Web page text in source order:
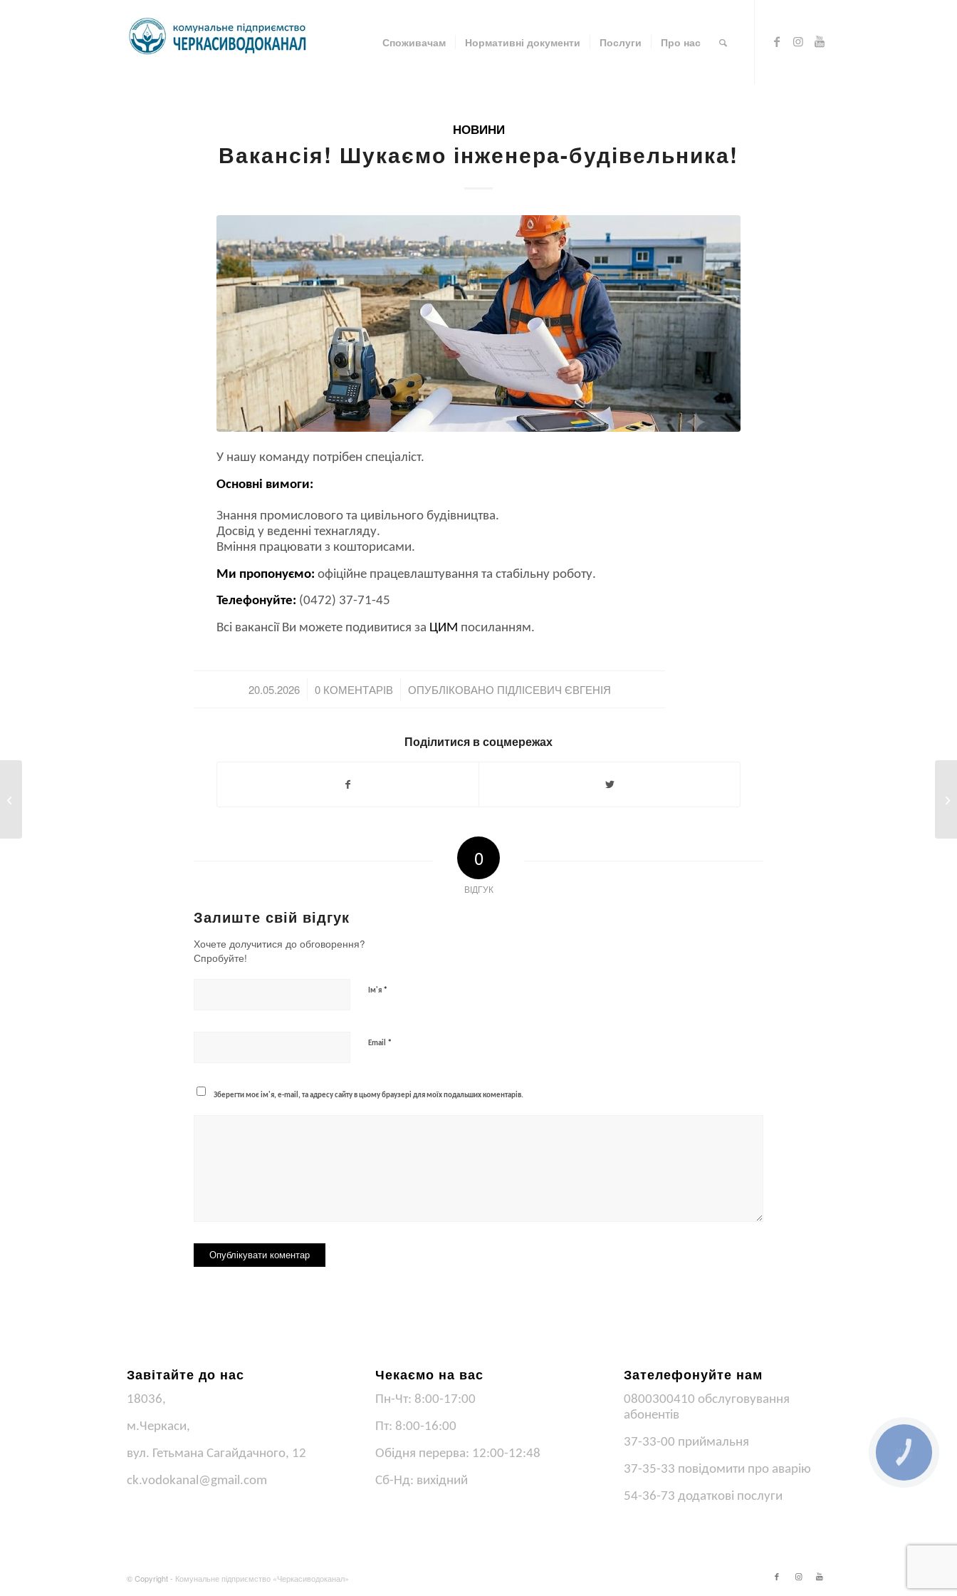
Споживачам Нормативні документи Послуги Про нас
НОВИНИ
Вакансія! Шукаємо інженера-будівельника!
У нашу команду потрібен спеціаліст.
Основні вимоги:
Знання промислового та цивільного будівництва.
Досвід у веденні технагляду.
Вміння працювати з кошторисами.
Ми пропонуємо: офіційне працевлаштування та стабільну роботу.
Телефонуйте: (0472) 37-71-45
Всі вакансії Ви можете подивитися за ЦИМ посиланням.
20.05.2026
/ 0 КОМЕНТАРІВ
/ ОПУБЛІКОВАНО ПІДЛІСЕВИЧ ЄВГЕНІЯ
Поділитися в соцмережах
0
ВІДГУК
Залиште свій відгук
Хочете долучитися до обговорення?
Спробуйте!
Ім'я *
Email *
Зберегти моє ім'я, e-mail, та адресу сайту в цьому браузері для моїх подальших коментарів.
Завітайте до нас
18036,
м.Черкаси,
вул. Гетьмана Сагайдачного, 12
ck.vodokanal@gmail.com
Чекаємо на вас
Пн-Чт: 8:00-17:00
Пт: 8:00-16:00
Обідня перерва: 12:00-12:48
Сб-Нд: вихідний
Зателефонуйте нам
0800300410 обслуговування
абонентів
37-33-00 приймальня
37-35-33 повідомити про аварію
54-36-73 додаткові послуги
© Copyright - Комунальне підприємство «Черкасиводоканал»
КНОПКА
ЗВ'ЯЗКУ